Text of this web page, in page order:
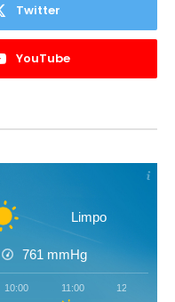
Twitter
YouTube
Limpo
761 mmHg
10:00 11:00 12:00